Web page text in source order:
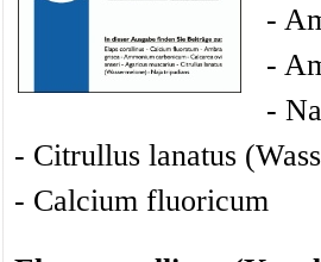
-
-
-
- Citrullus lanatus
- Calcium fluoricum